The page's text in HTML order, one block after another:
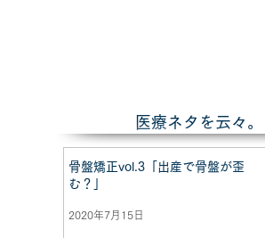
​医療ネタを云々。
骨盤矯正vol.3「出産で骨盤が歪
む？」
2020年7月15日